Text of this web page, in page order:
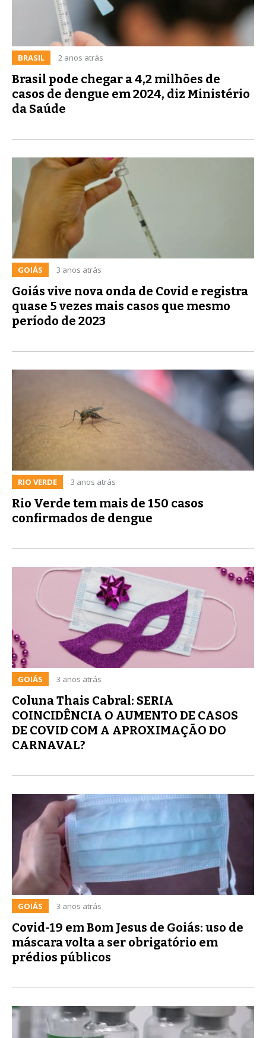
BRASIL 2 anos atrás
Brasil pode chegar a 4,2 milhões de
casos de dengue em 2024, diz Ministério
da Saúde
GOIÁS 3 anos atrás
Goiás vive nova onda de Covid e registra
quase 5 vezes mais casos que mesmo
período de 2023
RIO VERDE 3 anos atrás
Rio Verde tem mais de 150 casos
confirmados de dengue
GOIÁS 3 anos atrás
Coluna Thais Cabral: SERIA
COINCIDÊNCIA O AUMENTO DE CASOS
DE COVID COM A APROXIMAÇÃO DO
CARNAVAL?
GOIÁS 3 anos atrás
Covid-19 em Bom Jesus de Goiás: uso de
máscara volta a ser obrigatório em
prédios públicos